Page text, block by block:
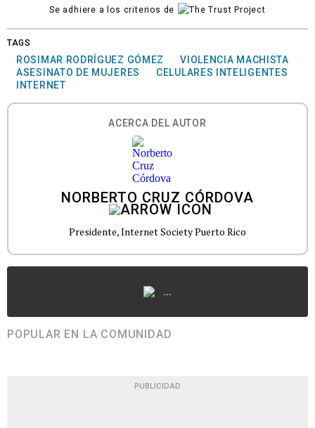
Se adhiere a los criterios de
TAGS
ROSIMAR RODRÍGUEZ GÓMEZ
VIOLENCIA MACHISTA
ASESINATO DE MUJERES
CELULARES INTELIGENTES
INTERNET
ACERCA DEL AUTOR
NORBERTO CRUZ CÓRDOVA
Presidente, Internet Society Puerto Rico
...
POPULAR EN LA COMUNIDAD
PUBLICIDAD